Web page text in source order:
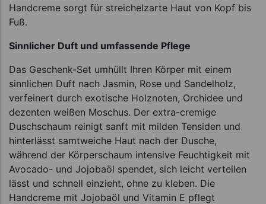
Handcreme sorgt für streichelzarte Haut von Kopf bis
Fuß.
Sinnlicher Duft und umfassende Pflege
Das Geschenk-Set umhüllt Ihren Körper mit einem
sinnlichen Duft nach Jasmin, Rose und Sandelholz,
verfeinert durch exotische Holznoten, Orchidee und
dezenten weißen Moschus. Der extra-cremige
Duschschaum reinigt sanft mit milden Tensiden und
hinterlässt samtweiche Haut nach der Dusche,
während der Körperschaum intensive Feuchtigkeit mit
Avocado- und Jojobaöl spendet, sich leicht verteilen
lässt und schnell einzieht, ohne zu kleben. Die
Handcreme mit Jojobaöl und Vitamin E pflegt